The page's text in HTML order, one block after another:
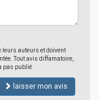
leurs auteurs et doivent
Tout avis diffamatoire,
pas publié
laisser mon avis